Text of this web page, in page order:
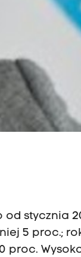
stycznia
5 proc.;
proc.